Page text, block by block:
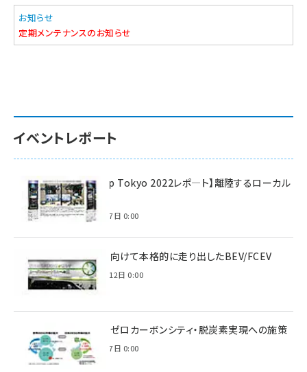
お知らせ
定期メンテナンスのお知らせ
イベントレポート
【Interop Tokyo 2022レポ—ト】離陸するローカル
5G！
2022年7月7日 0:00
脱炭素に向けて本格的に走り出したBEV/FCEV
2022年6月12日 0:00
環境省のゼロカーボンシティ・脱炭素実現への施策
2021年3月7日 0:00